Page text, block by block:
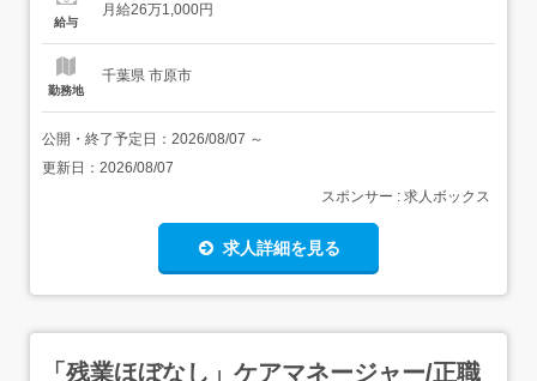
容>業種:半導体・電子職種:軽作業・検査・ピッキングハー
給与
月給26万1,000円
勤務地
千葉県 市原市
公開・終了予定日： 2026/08/07 ～
更新日： 2026/08/07
スポンサー : 求人ボックス
求人詳細を見る
「残業ほぼなし」ケアマネージャー/正職